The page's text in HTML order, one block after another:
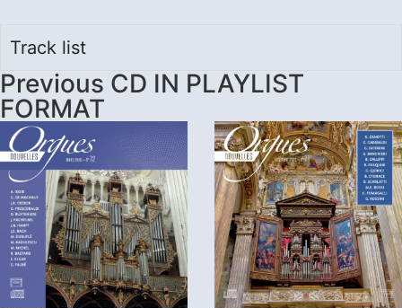
Track list
Previous CD IN PLAYLIST
FORMAT